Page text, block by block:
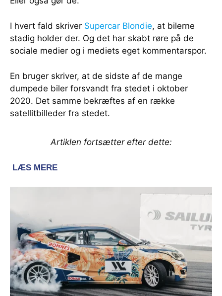
I hvert fald skriver Supercar Blondie, at bilerne
stadig holder der. Og det har skabt røre på de
sociale medier og i mediets eget kommentarspor.
En bruger skriver, at de sidste af de mange
dumpede biler forsvandt fra stedet i oktober
2020. Det samme bekræftes af en række
satellitbilleder fra stedet.
Artiklen fortsætter efter dette: